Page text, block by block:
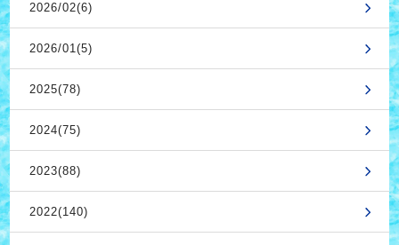
2026/02(6)
2026/01(5)
2025(78)
2024(75)
2023(88)
2022(140)